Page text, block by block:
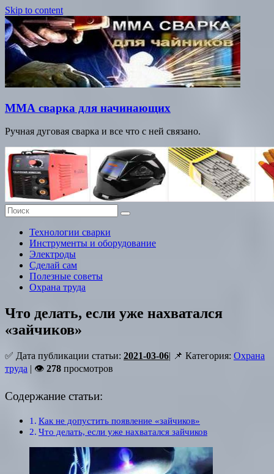
Skip to content
ММА сварка для начинающих
Ручная дуговая сварка и все что с ней связано.
Технологии сварки
Инструменты и оборудование
Электроды
Сделай сам
Полезные советы
Охрана труда
Что делать, если уже нахватался
«зайчиков»
✅ Дата публикации статьи: 2021-03-06| 📌 Категория: Охрана
труда | 👁 278 просмотров
Содержание статьи:
Как не допустить появление «зайчиков»
Что делать, если уже нахватался зайчиков